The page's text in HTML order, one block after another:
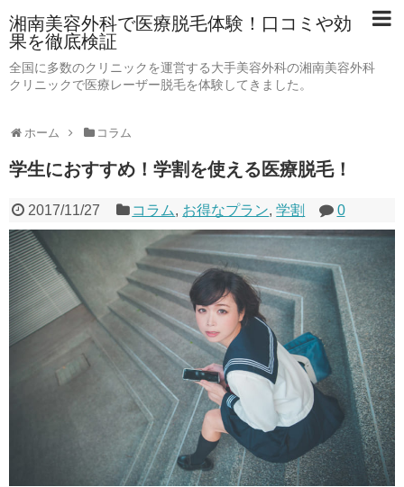
湘南美容外科で医療脱毛体験！口コミや効
果を徹底検証
全国に多数のクリニックを運営する大手美容外科の湘南美容外科
クリニックで医療レーザー脱毛を体験してきました。
ホーム コラム
学生におすすめ！学割を使える医療脱毛！
2017/11/27 コラム, お得なプラン,学割 0